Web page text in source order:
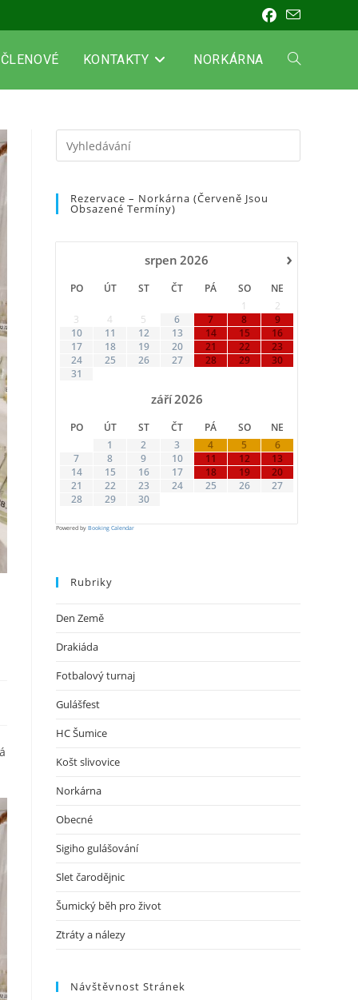
ČLENOVÉ KONTAKTY NORKÁRNA PŘEPNOUT
Escape
Rezervace – Norkárna (červeně Jsou
Obsazené Termíny)
›
srpen 2026
PO ÚT ST ČT PÁ SO
NE
1
2
3
4 5 6 7 8
9
10
11 12 13 14 15
16
17
18 19 20 21 22
23
24
25 26 27 28 29
30
31
září2026
PO ÚT ST ČT PÁ SO
NE
1
2 3 4 5
6
7
8 9 10 11 12
13
14
15 16 17 18 19
20
21
22 23 24 25 26
27
28
29 30
Powered by Booking Calendar
Rubriky
Den Země
Drakiáda
Fotbalový turnaj
Gulášfest
HC Šumice
Košt slivovice
Norkárna
Obecné
Sigiho gulášování
Slet čarodějnic
Šumický běh pro život
Ztráty a nálezy
Návštěvnost Stránek